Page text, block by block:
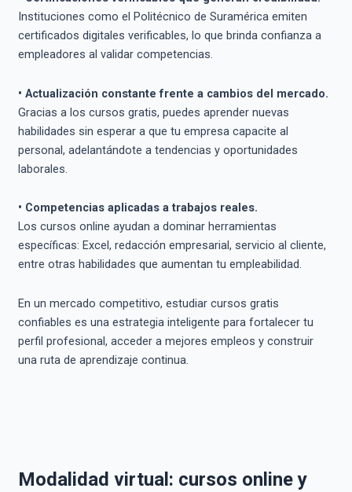
Instituciones como el Politécnico de Suramérica emiten
certificados digitales verificables, lo que brinda confianza a
empleadores al validar competencias.
• Actualización constante frente a cambios del mercado.
Gracias a los cursos gratis, puedes aprender nuevas
habilidades sin esperar a que tu empresa capacite al
personal, adelantándote a tendencias y oportunidades
laborales.
• Competencias aplicadas a trabajos reales.
Los cursos online ayudan a dominar herramientas
específicas: Excel, redacción empresarial, servicio al cliente,
entre otras habilidades que aumentan tu empleabilidad.
En un mercado competitivo, estudiar cursos gratis
confiables es una estrategia inteligente para fortalecer tu
perfil profesional, acceder a mejores empleos y construir
una ruta de aprendizaje continua.
Modalidad virtual: cursos online y